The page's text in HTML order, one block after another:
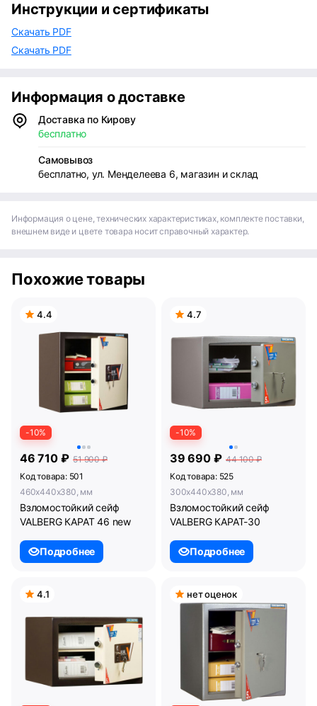
Инструкции и сертификаты
Скачать PDF
Скачать PDF
Информация о доставке
Доставка по Кирову
бесплатно
Самовывоз
бесплатно, ул. Менделеева 6, магазин и склад
Информация о цене, технических характеристиках, комплекте поставки,
внешнем виде и цвете товара носит справочный характер.
Похожие товары
4.4
-10%
46 710 ₽ 51 900 ₽
Код товара: 501
460x440x380, мм
Взломостойкий сейф
VALBERG КАРАТ 46 new
Подробнее
4.7
-10%
39 690 ₽ 44 100 ₽
Код товара: 525
300x440x380, мм
Взломостойкий сейф
VALBERG КАРАТ-30
Подробнее
4.1 нет оценок